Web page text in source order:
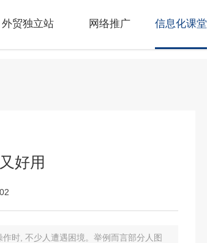
外贸独立站 网络推广 信息化课堂
好用
时, 不少人遭遇困境。举例而言部分人图